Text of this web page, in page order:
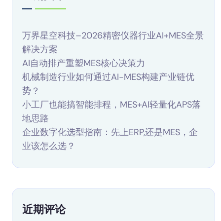
万界星空科技–2026精密仪器行业AI+MES全景
解决方案
AI自动排产重塑MES核心决策力
机械制造行业如何通过AI-MES构建产业链优
势？
小工厂也能搞智能排程，MES+AI轻量化APS落
地思路
企业数字化选型指南：先上ERP,还是MES，企
业该怎么选？
近期评论